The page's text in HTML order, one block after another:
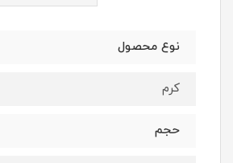
نوع محصول
کرم
حجم